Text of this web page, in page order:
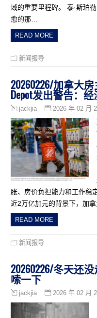
域的重要里程碑。 泰·斯珀
愈的那…
READ MORE
新闻报导
20260226/加拿大
Depot发出警告：
jackjia 2026 年 02 月
胀、房价负担能力和工作稳
近2万亿加元的背景下，加
READ MORE
新闻报导
20260226/冬天还
嗦一下
jackjia 2026 年 02 月